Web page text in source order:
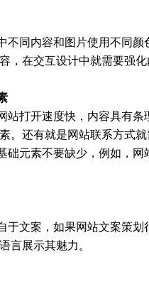
不同内容和图片使用不同
，在交互设计中就需要强
站打开速度快，内容具有
。还有就是网站联系方式就
础元素不要缺少，例如，
于文案，如果网站文案策
言展示其魅力。